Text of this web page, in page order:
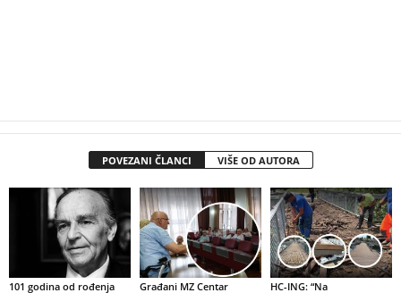
POVEZANI ČLANCI VIŠE OD AUTORA
101 godina od rođenja
Građani MZ Centar
HC-ING: “Na